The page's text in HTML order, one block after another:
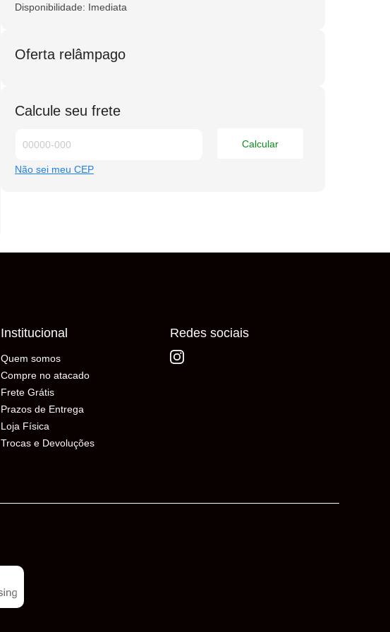
Disponibilidade: Imediata
Oferta relâmpago
Calcule seu frete
Calcular
Não sei meu CEP
Institucional
Quem somos
Compre no atacado
Frete Grátis
Prazos de Entrega
Loja Física
Trocas e Devoluções
Redes sociais